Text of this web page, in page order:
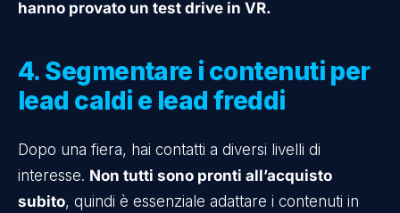
hanno provato un test drive in VR.
4. Segmentare i contenuti per
lead caldi e lead freddi
Dopo una fiera, hai contatti a diversi livelli di
interesse. Non tutti sono pronti all’acquisto
subito, quindi è essenziale adattare i contenuti in